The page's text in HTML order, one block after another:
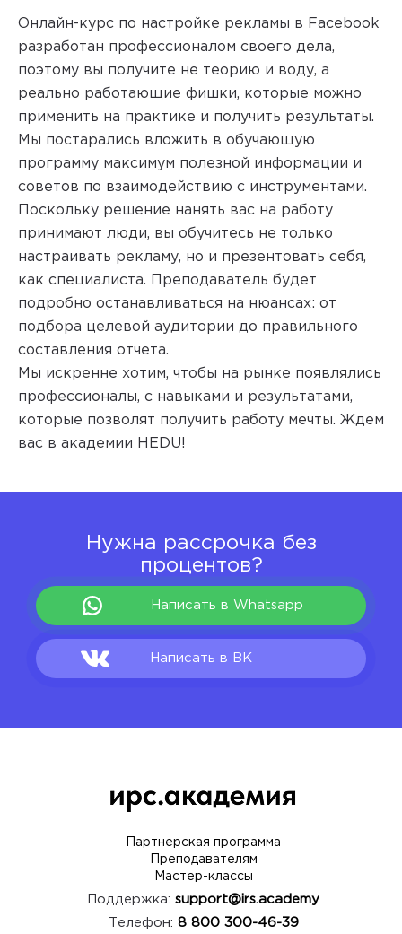
Онлайн-курс по настройке рекламы в Facebook
разработан профессионалом своего дела,
поэтому вы получите не теорию и воду, а
реально работающие фишки, которые можно
применить на практике и получить результаты.
Мы постарались вложить в обучающую
программу максимум полезной информации и
советов по взаимодействию с инструментами.
Поскольку решение нанять вас на работу
принимают люди, вы обучитесь не только
настраивать рекламу, но и презентовать себя,
как специалиста. Преподаватель будет
подробно останавливаться на нюансах: от
подбора целевой аудитории до правильного
составления отчета.
Мы искренне хотим, чтобы на рынке появлялись
профессионалы, с навыками и результатами,
которые позволят получить работу мечты. Ждем
вас в академии HEDU!
Нужна рассрочка без
процентов?
Написать в Whatsapp
Написать в ВК
Партнерская программа
Преподавателям
Мастер-классы
Поддержка: support@irs.academy
Телефон: 8 800 300-46-39